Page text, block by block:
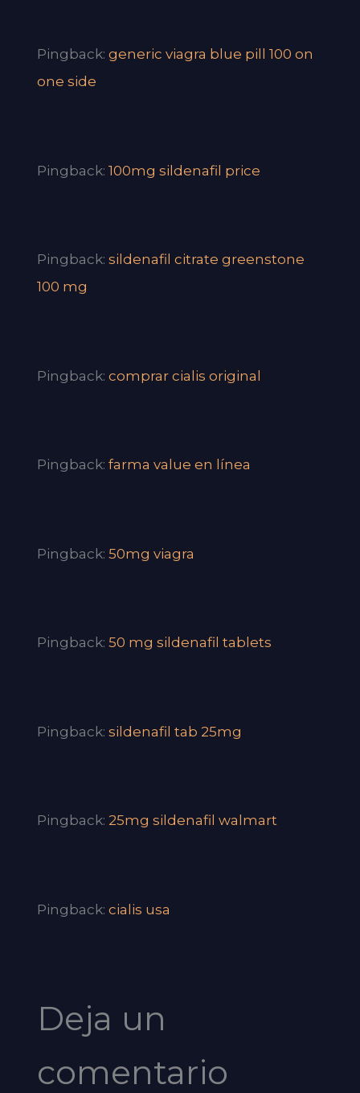
Pingback: generic viagra blue pill 100 on
one side
Pingback: 100mg sildenafil price
Pingback: sildenafil citrate greenstone
100 mg
Pingback: comprar cialis original
Pingback: farma value en línea
Pingback: 50mg viagra
Pingback: 50 mg sildenafil tablets
Pingback: sildenafil tab 25mg
Pingback: 25mg sildenafil walmart
Pingback: cialis usa
Deja un
comentario